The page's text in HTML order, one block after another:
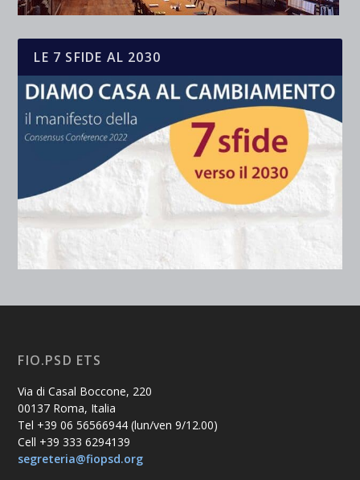
LE 7 SFIDE AL 2030
FIO.PSD ETS
Via di Casal Boccone, 220
00137 Roma, Italia
Tel +39 06 56566944 (lun/ven 9/12.00)
Cell +39 333 6294139
segreteria@fiopsd.org